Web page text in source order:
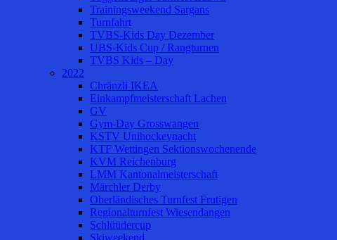
Trainingsweekend Sargans
Turnfahrt
TVBS-Kids Day Dezember
UBS-Kids Cup / Rangturnen
TVBS Kids – Day
2022
Chränzli IKEA
Einkampfmeisterschaft Lachen
GV
Gym-Day Grosswangen
KSTV Unihockeynacht
KTF Wettingen Sektionswochenende
KVM Reichenburg
LMM Kantonalmeisterschaft
Märchler Derby
Oberländisches Turnfest Frutigen
Regionalturnfest Wiesendangen
Schlüüdercup
Skiweekend